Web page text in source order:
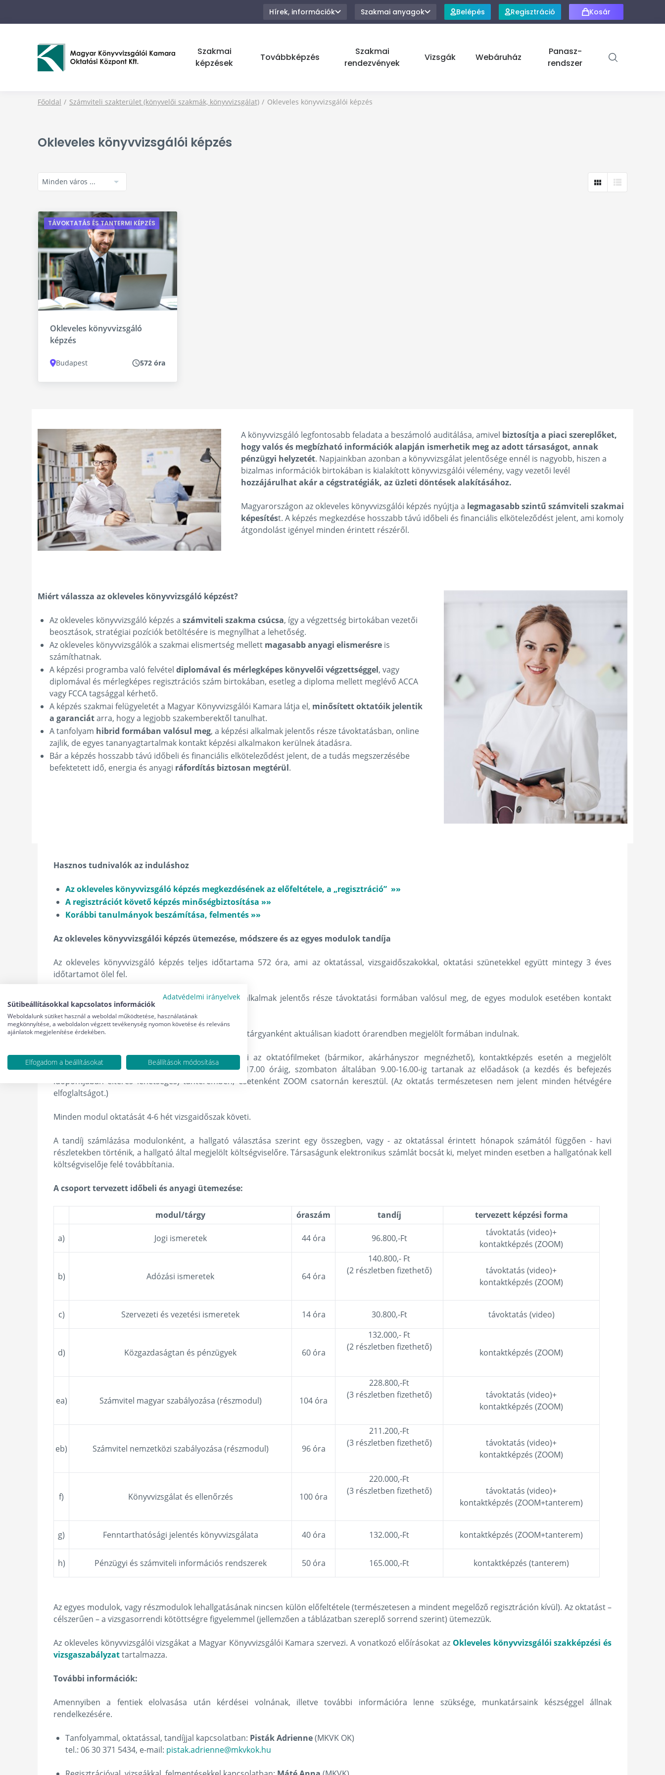
Hírek, információk Szakmai anyagok Belépés Regisztráció Kosár
Szakmai
képzések
Továbbképzés
Szakmai
rendezvények
Vizsgák Webáruház
Panasz-
rendszer
Főoldal Számviteli szakterület (könyvelői szakmák, könyvvizsgálat) Okleveles könyvvizsgálói képzés
Okleveles könyvvizsgálói képzés
TÁVOKTATÁS ÉS TANTERMI KÉPZÉS
Okleveles könyvvizsgáló
képzés
Budapest 572 óra
Részletek
A könyvvizsgáló legfontosabb feladata a beszámoló auditálása, amivel biztosítja a piaci szereplőket,
hogy valós és megbízható információk alapján ismerhetik meg az adott társaságot, annak
pénzügyi helyzetét. Napjainkban azonban a könyvvizsgálat jelentősége ennél is nagyobb, hiszen a
bizalmas információk birtokában is kialakított könyvvizsgálói vélemény, vagy vezetői levél
hozzájárulhat akár a cégstratégiák, az üzleti döntések alakításához.
Magyarországon az okleveles könyvvizsgálói képzés nyújtja a legmagasabb szintű számviteli szakmai
képesítést. A képzés megkezdése hosszabb távú időbeli és financiális elköteleződést jelent, ami komoly
átgondolást igényel minden érintett részéről.
Miért válassza az okleveles könyvvizsgáló képzést?
Az okleveles könyvvizsgáló képzés a számviteli szakma csúcsa, így a végzettség birtokában vezetői
beosztások, stratégiai pozíciók betöltésére is megnyílhat a lehetőség.
Az okleveles könyvvizsgálók a szakmai elismertség mellett magasabb anyagi elismerésre is
számíthatnak.
A képzési programba való felvétel diplomával és mérlegképes könyvelői végzettséggel, vagy
diplomával és mérlegképes regisztrációs szám birtokában, esetleg a diploma mellett meglévő ACCA
vagy FCCA tagsággal kérhető.
A képzés szakmai felügyeletét a Magyar Könyvvizsgálói Kamara látja el, minősített oktatóik jelentik
a garanciátarra, hogy a legjobb szakemberektől tanulhat.
A tanfolyam hibrid formában valósul meg, a képzési alkalmak jelentős része távoktatásban, online
zajlik, de egyes tananyagtartalmak kontakt képzési alkalmakon kerülnek átadásra.
Bár a képzés hosszabb távú időbeli és financiális elköteleződést jelent, de a tudás megszerzésébe
befektetett idő, energia és anyagi ráfordítás biztosan megtérül.
Hasznos tudnivalók az induláshoz
Az okleveles könyvvizsgáló képzés megkezdésének az előfeltétele, a „regisztráció” »»
A regisztrációt követő képzés minőségbiztosítása »»
Korábbi tanulmányok beszámítása, felmentés »»
Az okleveles könyvvizsgálói képzés ütemezése, módszere és az egyes modulok tandíja
Az okleveles könyvvizsgáló képzés teljes időtartama 572 óra, ami az oktatással, vizsgaidőszakokkal, oktatási szünetekkel együtt mintegy 3 éves
időtartamot ölel fel.
A képzés formáját tekintve hibrid, ahol a képzési alkalmak jelentős része távoktatási formában valósul meg, de egyes modulok esetében kontakt
képzésre kell számítani.
A modulok – a központi vizsganaptárhoz igazítva – a tárgyanként aktuálisan kiadott órarendben megjelölt formában indulnak.
Távoktatás esetén heti rendszerességgel adjuk ki az oktatófilmeket (bármikor, akárhányszor megnézhető), kontaktképzés esetén a megjelölt
dátumokon, pénteki napokon jellemzően 14.00 -17.00 óráig, szombaton általában 9.00-16.00-ig tartanak az előadások (a kezdés és befejezés
időpontjában eltérés lehetséges) tanteremben, esetenként ZOOM csatornán keresztül. (Az oktatás természetesen nem jelent minden hétvégére
elfoglaltságot.)
Minden modul oktatását 4-6 hét vizsgaidőszak követi.
A tandíj számlázása modulonként, a hallgató választása szerint egy összegben, vagy - az oktatással érintett hónapok számától függően - havi
részletekben történik, a hallgató által megjelölt költségviselőre. Társaságunk elektronikus számlát bocsát ki, melyet minden esetben a hallgatónak kell
költségviselője felé továbbítania.
A csoport tervezett időbeli és anyagi ütemezése:
modul/tárgy óraszám tandíj tervezett képzési forma
a) Jogi ismeretek 44 óra 96.800,-Ft
távoktatás (video)+
kontaktképzés (ZOOM)
b) Adózási ismeretek 64 óra
140.800,- Ft
(2 részletben fizethető)
távoktatás (video)+
kontaktképzés (ZOOM)
c) Szervezeti és vezetési ismeretek 14 óra 30.800,-Ft távoktatás (video)
d) Közgazdaságtan és pénzügyek 60 óra
132.000,- Ft
(2 részletben fizethető)
kontaktképzés (ZOOM)
ea) Számvitel magyar szabályozása (részmodul) 104 óra
228.800,-Ft
(3 részletben fizethető)
távoktatás (video)+
kontaktképzés (ZOOM)
eb) Számvitel nemzetközi szabályozása (részmodul) 96 óra
211.200,-Ft
(3 részletben fizethető)
távoktatás (video)+
kontaktképzés (ZOOM)
f) Könyvvizsgálat és ellenőrzés 100 óra
220.000,-Ft
(3 részletben fizethető)
távoktatás (video)+
kontaktképzés (ZOOM+tanterem)
g) Fenntarthatósági jelentés könyvvizsgálata 40 óra 132.000,-Ft kontaktképzés (ZOOM+tanterem)
h) Pénzügyi és számviteli információs rendszerek 50 óra 165.000,-Ft kontaktképzés (tanterem)
Az egyes modulok, vagy részmodulok lehallgatásának nincsen külön előfeltétele (természetesen a mindent megelőző regisztráción kívül). Az oktatást –
célszerűen – a vizsgasorrendi kötöttségre figyelemmel (jellemzően a táblázatban szereplő sorrend szerint) ütemezzük.
Az okleveles könyvvizsgálói vizsgákat a Magyar Könyvvizsgálói Kamara szervezi. A vonatkozó előírásokat az Okleveles könyvvizsgálói szakképzési és
vizsgaszabályzattartalmazza.
További információk:
Amennyiben a fentiek elolvasása után kérdései volnának, illetve további információra lenne szüksége, munkatársaink készséggel állnak
rendelkezésére.
Tanfolyammal, oktatással, tandíjjal kapcsolatban: Pisták Adrienne(MKVK OK)
tel.: 06 30 371 5434, e-mail: pistak.adrienne@mkvkok.hu
Adatvédelmi irányelvek
Sütibeállításokkal kapcsolatos információk
Weboldalunk sütiket használ a weboldal működtetése, használatának
megkönnyítése, a weboldalon végzett tevékenység nyomon követése és releváns
ajánlatok megjelenítése érdekében.
Elfogadom a beállításokat Beállítások módosítása